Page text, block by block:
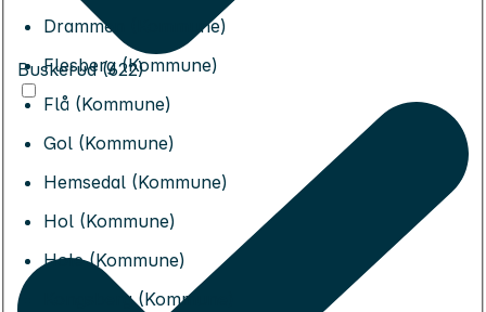
Drammen (Kommune)
Flesberg (Kommune)
Flå (Kommune)
Gol (Kommune)
Hemsedal (Kommune)
Hol (Kommune)
Hole (Kommune)
Kongsberg (Kommune)
Buskerud (622)